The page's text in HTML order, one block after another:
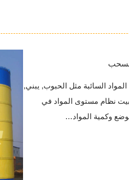
السائبة مثل الحبوب, يبني,
نظام مستوى المواد في
وكمية المواد…